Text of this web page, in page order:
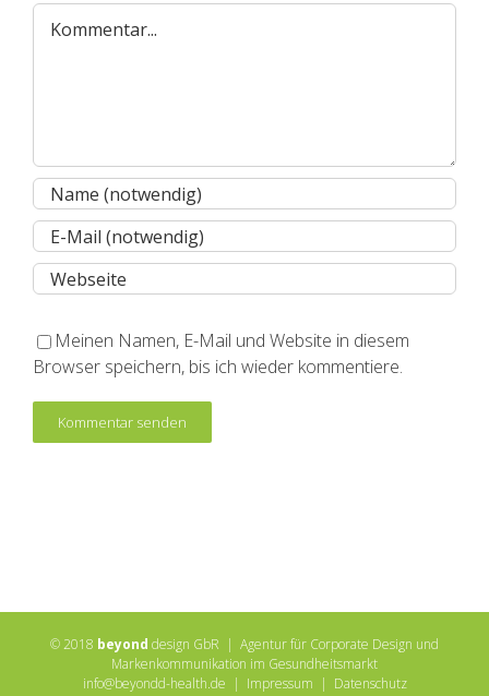
Kommentar
Meinen Namen, E-Mail und Website in diesem
Browser speichern, bis ich wieder kommentiere.
© 2018 beyond design GbR | Agentur für Corporate Design und
Markenkommunikation im Gesundheitsmarkt
info@beyondd-health.de | Impressum | Datenschutz